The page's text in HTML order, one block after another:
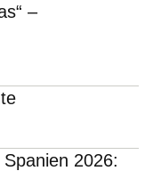
–
2026: